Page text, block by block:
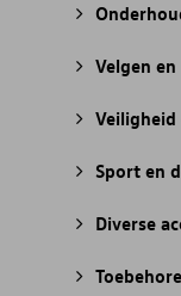
Velgen
Veiligheid
Sport en
Diverse